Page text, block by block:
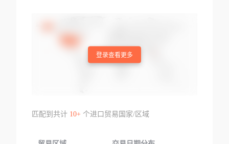
登录查看更多
匹配到共计 10+个进口贸易国家/区域